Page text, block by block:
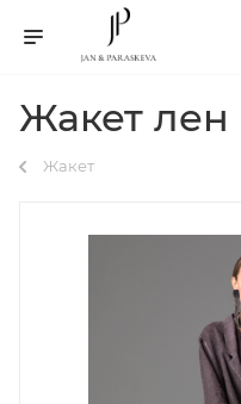
Жакет лен
Жакет